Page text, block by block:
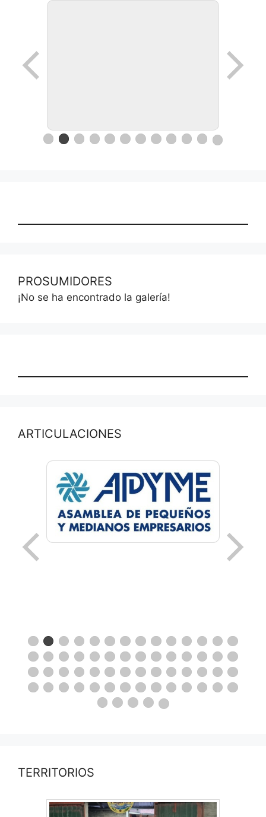
PROSUMIDORES
¡No se ha encontrado la galería!
ARTICULACIONES
TERRITORIOS